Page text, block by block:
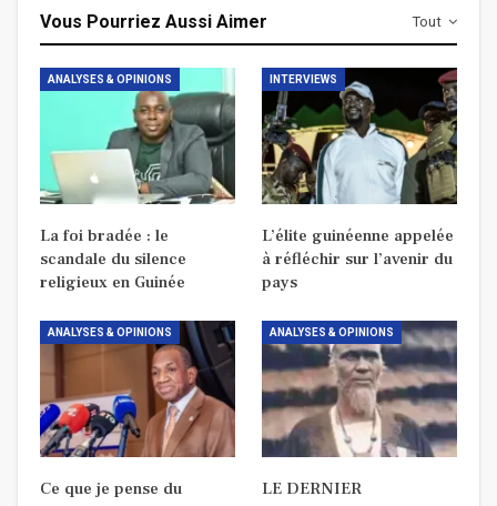
Tout
Vous Pourriez Aussi Aimer
ANALYSES & OPINIONS
La foi bradée : le
scandale du silence
religieux en Guinée
INTERVIEWS
L’élite guinéenne appelée
à réfléchir sur l’avenir du
pays
ANALYSES & OPINIONS
Ce que je pense du
ANALYSES & OPINIONS
LE DERNIER